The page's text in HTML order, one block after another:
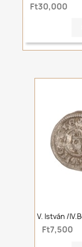
Ft30,000
V. István /
Ft7,500